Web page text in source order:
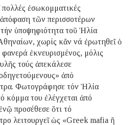
ἐσωκομματικές
τῶν περισσοτέρων
ὑποψηφιότητα τοῦ Ἠλία
χωρίς κἄν νά ἐρωτηθεῖ ὁ
ἐκνευρισμένος, μόλις
τούς ἀπεκάλεσε
ἀπό
Φωτογράφησε τόν Ἠλία
κόμμα του ἐλέγχεται ἀπό
προσέθεσε ὅτι τό
λειτουργεῖ ὡς «Greek mafia ἤ